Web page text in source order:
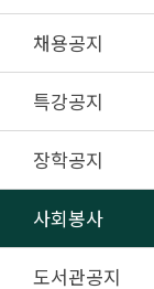
채용공지
특강공지
장학공지
사회봉사
도서관공지